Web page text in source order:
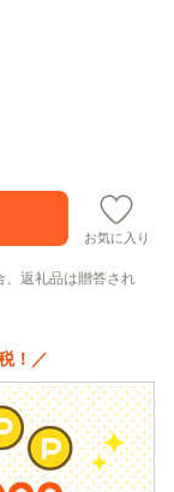
お気に入り
、返礼品は贈答され
！／